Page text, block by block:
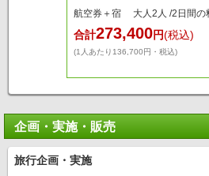
航空券＋宿 大人2人 /2日間の
合計273,400円(税込)
(1人あたり136,700円・税込)
企画・実施・販売
旅行企画・実施